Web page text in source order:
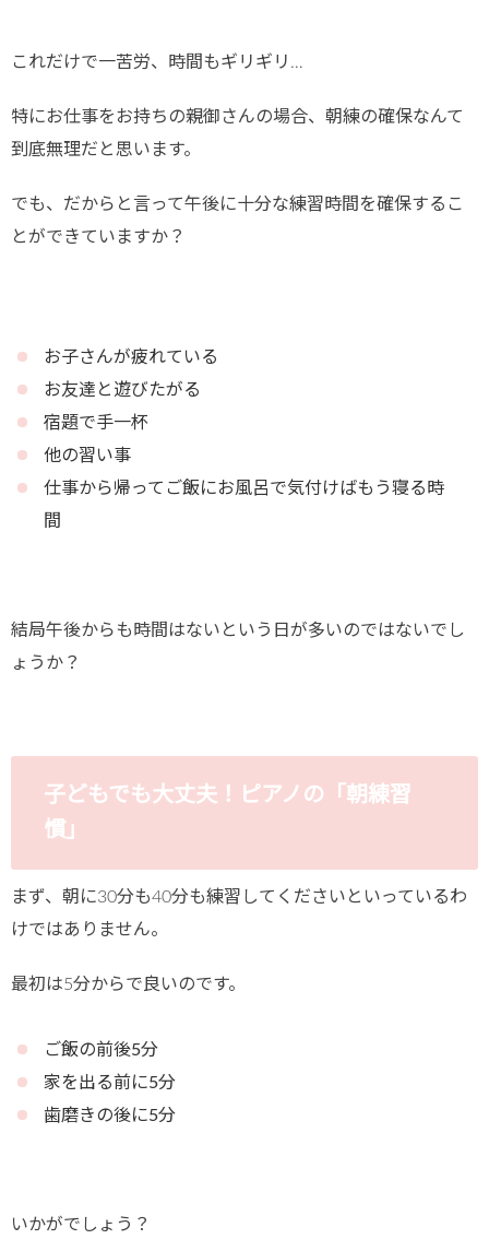
これだけで一苦労、時間もギリギリ…
特にお仕事をお持ちの親御さんの場合、朝練の確保なんて
到底無理だと思います。
でも、だからと言って午後に十分な練習時間を確保するこ
とができていますか？
お子さんが疲れている
お友達と遊びたがる
宿題で手一杯
他の習い事
仕事から帰ってご飯にお風呂で気付けばもう寝る時
間
結局午後からも時間はないという日が多いのではないでし
ょうか？
子どもでも大丈夫！ピアノの「朝練習
慣」
まず、朝に30分も40分も練習してくださいといっているわ
けではありません。
最初は5分からで良いのです。
ご飯の前後5分
家を出る前に5分
歯磨きの後に5分
いかがでしょう？